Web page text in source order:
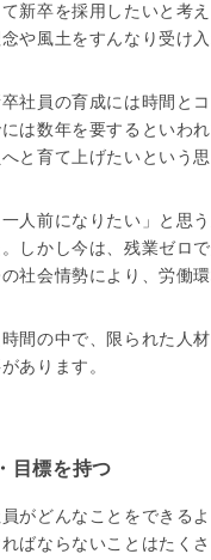
新卒を採用したいと考
や風土をすんなり受け
社員の育成には時間と
は数年を要するといわ
と育て上げたいという
人前になりたい」と思
しかし今は、残業ゼロ
社会情勢により、労働
間の中で、限られた人
あります。
目標を持つ
がどんなことをできる
ばならないことはたく